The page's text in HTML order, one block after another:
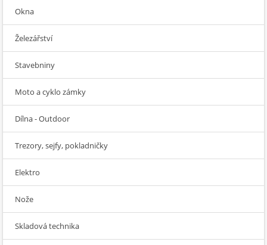
Okna
Železářství
Stavebniny
Moto a cyklo zámky
Dílna - Outdoor
Trezory, sejfy, pokladničky
Elektro
Nože
Skladová technika